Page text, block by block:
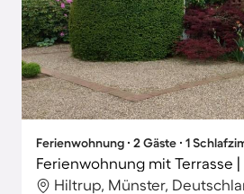
Ferienwohnung ∙ 2 Gäste ∙ 1
Hiltrup, Münster,